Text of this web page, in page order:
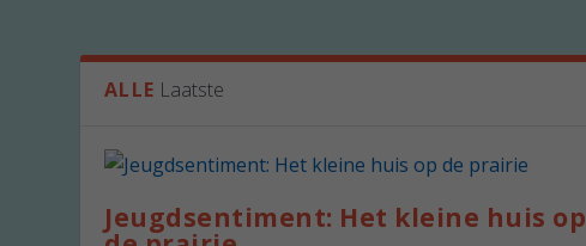
ALLE Laatste
Jeugdsentiment: Het kleine huis op